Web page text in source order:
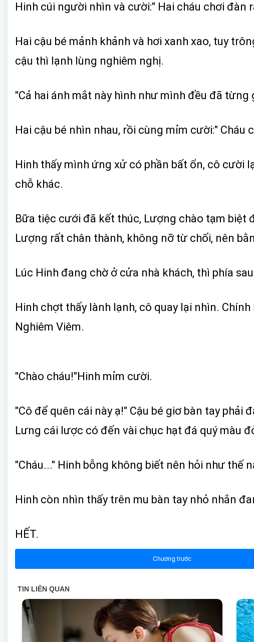
Hinh cúi người nhìn và cười:" Hai cháu chơi
Hai cậu bé mảnh khảnh và hơi xanh xao, tuy
cậu thì lạnh lùng nghiêm nghị.
"Cả hai ánh mắt này hình như mình đều đã từng
Hai cậu bé nhìn nhau, rồi cùng mỉm cười:" Cháu
Hinh thấy mình ứng xử có phần bất ổn, cô cười
chỗ khác.
Bữa tiệc cưới đã kết thúc, Lượng chào tạm biệt
Lượng rất chân thành, không nỡ từ chối, nên
Lúc Hinh đang chờ ở cửa nhà khách, thì phía
Hinh chợt thấy lành lạnh, cô quay lại nhìn.
Nghiêm Viêm.
"Chào cháu!"Hinh mỉm cười.
"Cô để quên cái này ạ!" Cậu bé giơ bàn tay
Lưng cái lược có đến vài chục hạt đá quý màu
"Cháu..." Hinh bỗng không biết nên hỏi như thế
Hinh còn nhìn thấy trên mu bàn tay nhỏ nhắn
HẾT.
Chương trước